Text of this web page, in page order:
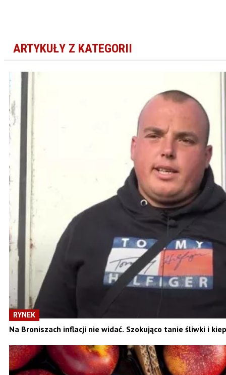
ARTYKUŁY Z KATEGORII
RYNEK
Na Broniszach inflacji nie widać. Szokująco tanie śliwki i